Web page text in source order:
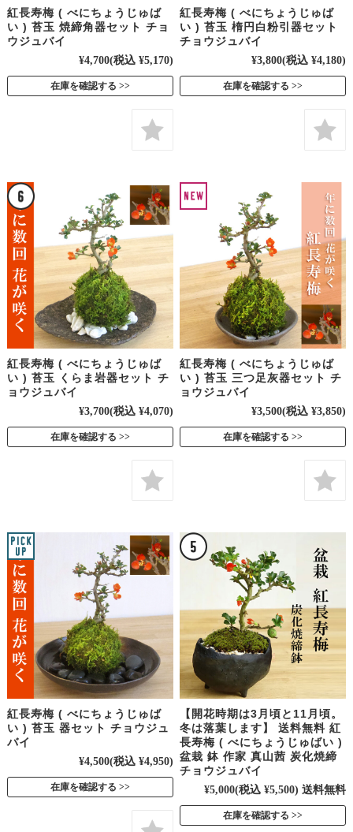
紅長寿梅 ( べにちょうじゅば
い ) 苔玉 焼締角器セット チョ
ウジュバイ
¥4,700(税込 ¥5,170)
在庫を確認する
紅長寿梅 ( べにちょうじゅば
い ) 苔玉 楕円白粉引器セット
チョウジュバイ
¥3,800(税込 ¥4,180)
在庫を確認する
紅長寿梅 ( べにちょうじゅば
い ) 苔玉 くらま岩器セット チ
ョウジュバイ
¥3,700(税込 ¥4,070)
在庫を確認する
紅長寿梅 ( べにちょうじゅば
い ) 苔玉 三つ足灰器セット チ
ョウジュバイ
¥3,500(税込 ¥3,850)
在庫を確認する
紅長寿梅 ( べにちょうじゅば
い ) 苔玉 器セット チョウジュ
バイ
¥4,500(税込 ¥4,950)
在庫を確認する
【開花時期は3月頃と11月頃。
冬は落葉します】 送料無料 紅
長寿梅 ( べにちょうじゅばい )
盆栽 鉢 作家 真山茜 炭化焼締
チョウジュバイ
¥5,000(税込 ¥5,500) 送料無料
在庫を確認する